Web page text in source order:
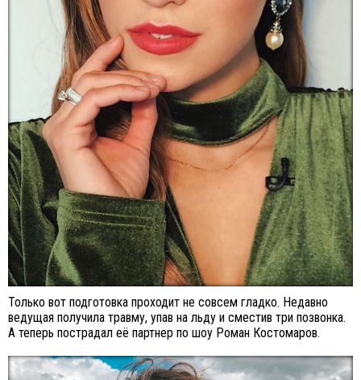
Только вот подготовка проходит не совсем гладко. Недавно
ведущая получила травму, упав на льду и сместив три позвонка.
А теперь пострадал её партнер по шоу Роман Костомаров.